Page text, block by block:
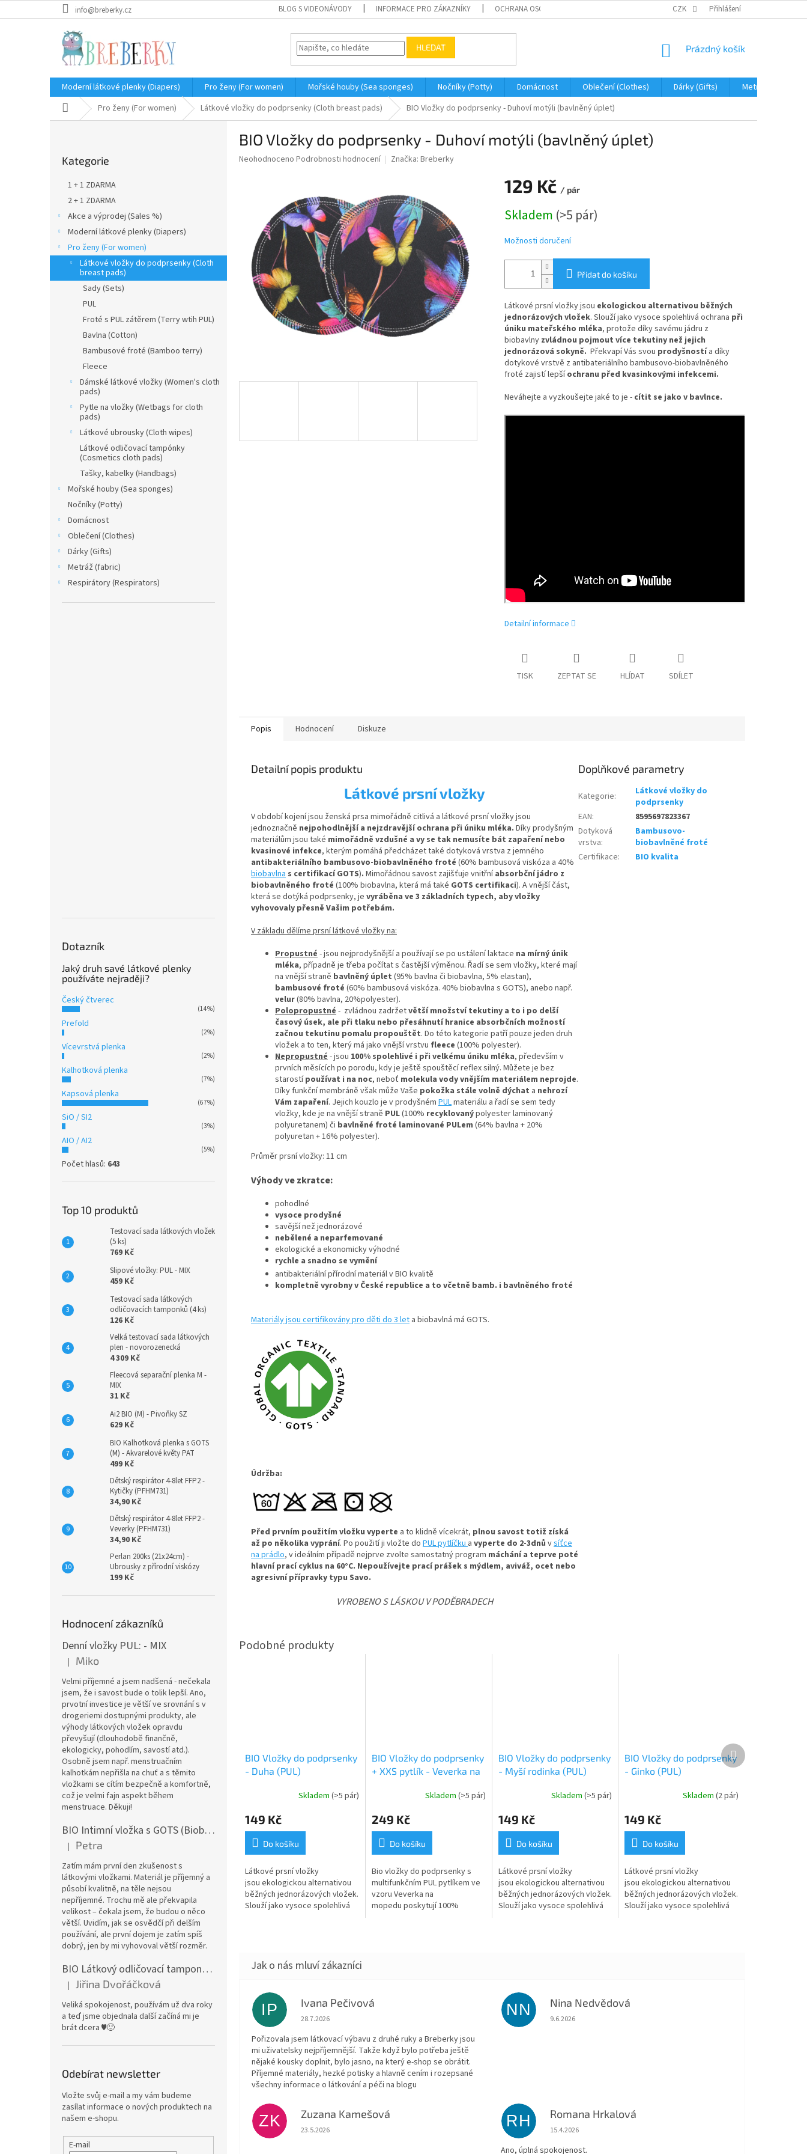
na
info@breberky.cz BLOG S VIDEONÁVODY INFORMACE PRO ZÁKAZNÍKY OCHRANA OSOBNÍCH ÚDAJŮ JAK NA REKLAMACI A VRÁCENÍ ZBOŽÍ
CZK Přihlášení
HLEDAT
NÁKUPNÍ
Prázdný košík
Moderní látkové plenky (Diapers) Pro ženy (For women) Mořské houby (Sea sponges) Nočníky (Potty) Domácnost Oblečení (Clothes) Dárky (Gifts)
Metráž (fabric)
Domů Pro ženy (For women) Látkové vložky do podprsenky (Cloth breast pads) BIO Vložky do podprsenky - Duhoví motýli (bavlněný úplet)
a
e
kategorie
Kategorie
1 + 1 ZDARMA
2 + 1 ZDARMA
Akce a výprodej (Sales %)
Moderní látkové plenky (Diapers)
Pro ženy (For women)
Látkové vložky do podprsenky (Cloth
breast pads)
Sady (Sets)
PUL
Froté s PUL zátěrem (Terry wtih PUL)
Bavlna (Cotton)
Bambusové froté (Bamboo terry)
Fleece
Dámské látkové vložky (Women's cloth
pads)
Pytle na vložky (Wetbags for cloth
pads)
Látkové ubrousky (Cloth wipes)
Látkové odličovací tampónky
(Cosmetics cloth pads)
Tašky, kabelky (Handbags)
Mořské houby (Sea sponges)
Nočníky (Potty)
Domácnost
Oblečení (Clothes)
Dárky (Gifts)
Metráž (fabric)
Respirátory (Respirators)
Dotazník
Jaký druh savé látkové plenky
používáte nejraději?
Český čtverec
(14%)
Prefold
(2%)
Vícevrstvá plenka
(2%)
Kalhotková plenka
(7%)
Kapsová plenka
(67%)
SiO / SI2
(3%)
AIO / AI2
(5%)
Počet hlasů: 643
Top 10 produktů
Testovací sada látkových vložek
(5 ks)
769 Kč
Slipové vložky: PUL - MIX
459 Kč
Testovací sada látkových
odličovacích tamponků (4 ks)
126 Kč
Velká testovací sada látkových
plen - novorozenecká
4 309 Kč
Fleecová separační plenka M -
MIX
31 Kč
Ai2 BIO (M) - Pivoňky SZ
629 Kč
BIO Kalhotková plenka s GOTS
(M) - Akvarelové květy PAT
499 Kč
Dětský respirátor 4-8let FFP2 -
Kytičky (PFHM731)
34,90 Kč
Dětský respirátor 4-8let FFP2 -
Veverky (PFHM731)
34,90 Kč
Perlan 200ks (21x24cm) -
Ubrousky z přírodní viskózy
199 Kč
Hodnocení zákazníků
Denní vložky PUL: - MIX
Hodnocení produktu je 5 z 5 hvězdiček.
| Miko
Velmi příjemné a jsem nadšená - nečekala
jsem, že i savost bude o tolik lepší. Ano,
prvotní investice je větší ve srovnání s v
drogeriemi dostupnými produkty, ale
výhody látkových vložek opravdu
převyšují (dlouhodobě finančně,
ekologicky, pohodlím, savostí atd.).
Osobně jsem např. menstruačním
kalhotkám nepřišla na chuť a s těmito
vložkami se cítím bezpečně a komfortně,
což je velmi fajn aspekt během
menstruace. Děkuji!
BIO Intimní vložka s GOTS (Biobavlněný úplet) - Malované pivoňky v hořčicové
Hodnocení produktu je 5 z 5 hvězdiček.
| Petra
Zatím mám první den zkušenost s
látkovými vložkami. Materiál je příjemný a
působí kvalitně, na těle nejsou
nepříjemné. Trochu mě ale překvapila
velikost – čekala jsem, že budou o něco
větší. Uvidím, jak se osvědčí při delším
používání, ale první dojem je zatím spíš
dobrý, jen by mi vyhovoval větší rozměr.
BIO Látkový odličovací tamponek: Barevné bambusovo-biobavlněné froté
Hodnocení produktu je 5 z 5 hvězdiček.
| Jiřina Dvořáčková
Veliká spokojenost, používám už dva roky
a teď jsme objednala další začíná mi je
brát dcera ♥️🙂
Odebírat newsletter
Vložte svůj e-mail a my vám budeme
zasílat informace o nových produktech na
našem e-shopu.
E-mail
BIO Vložky do podprsenky - Duhoví motýli (bavlněný úplet)
Průměrné
hvězdiček.
Neohodnoceno Podrobnosti hodnocení Značka: Breberky
129 Kč / pár
cena:
Skladem (>5 pár)
Možnosti doručení
Přidat do košíku
Látkové prsní vložky jsou ekologickou alternativou běžných
jednorázových vložek. Slouží jako vysoce spolehlivá ochrana při
úniku mateřského mléka, protože díky savému jádru z
biobavlny zvládnou pojmout více tekutiny než jejich
jednorázová sokyně. Překvapí Vás svou prodyšnostía díky
dotykové vrstvě z antibateriálního bambusovo-biobavlněného
froté zajistí lepšíochranu před kvasinkovými infekcemi.
Neváhejte a vyzkoušejte jaké to je -cítit se jako v bavlnce.
Detailní informace
TISK ZEPTAT SE HLÍDAT SDÍLET
Popis Hodnocení Diskuze
Detailní popis produktu
Látkové prsní vložky
V období kojení jsou ženská prsa mimořádně citlivá a látkové prsní vložky jsou
jednoznačně nejpohodlnější a nejzdravější ochrana při úniku mléka. Díky prodyšným
materiálům jsou také mimořádně vzdušné a vy se tak nemusíte bát zapaření nebo
kvasinové infekce, kterým pomáhá předcházet také dotyková vrstva z jemného
antibakteriálního bambusovo-biobavlněného froté (60% bambusová viskóza a 40%
biobavlna s certifikací GOTS). Mimořádnou savost zajišťuje vnitřníabsorbční jádro z
biobavlněného froté (100% biobavlna, která má také GOTS certifikaci). A vnějšíčást,
která se dotýká podprsenky, je vyráběna ve 3 základních typech, aby vložky
vyhovovaly přesně Vašim potřebám.
V základu dělíme prsní látkové vložky na:
Propustné - jsou nejprodyšnější a používají se po ustálení laktace na mírný únik
mléka, případně je třeba počítat s častější výměnou. Řadí se sem vložky, které mají
na vnější straně bavlněný úplet (95% bavlna či biobavlna, 5% elastan),
bambusové froté (60% bambusová viskóza. 40% biobavlna s GOTS), anebo např.
velur(80% bavlna, 20%polyester).
Polopropustné - zvládnou zadržetvětší množství tekutiny a to i po delší
časový úsek, ale při tlaku nebo přesáhnutí hranice absorbčních možností
začnou tekutinu pomalu propouštět. Do této kategorie patří pouze jeden druh
vložek a to ten, který má jako vnější vrstvu fleece (100% polyester).
Nepropustné - jsou 100% spolehlivé i při velkému úniku mléka, především v
prvních měsících po porodu, kdy je ještě spouštěcí reflex silný. Můžete je bez
starostípoužívat i na noc, neboť molekula vody vnějším materiálem neprojde.
Díky funkční membráně však může Vaše pokožka stále volně dýchat a nehrozí
Vám zapaření. Jejich kouzlo je v prodyšném PULmateriálu a řadí se sem tedy
vložky, kde je na vnější straně PUL(100% recyklovanýpolyester laminovaný
polyuretanem) či bavlněné froté laminované PULem (64% bavlna + 20%
polyuretan + 16% polyester).
Průměr prsní vložky: 11 cm
Výhody ve zkratce:
pohodlné
vysoce prodyšné
savější než jednorázové
nebělené a neparfemované
ekologické a ekonomicky výhodné
rychle a snadno se vymění
antibakteriální přírodní materiál v BIO kvalitě
kompletně vyrobny v České republice a to včetně bamb. i bavlněného froté
Materiály jsou certifikovány pro děti do 3 let a biobavlná má GOTS.
Údržba:
Před prvním použitím vložku vyperte a to klidně vícekrát, plnou savost totiž získá
až po několika vyprání. Po použití ji vložte do PUL pytlíčku a vyperte do 2-3dnů vsíťce
na prádlo, v ideálním případě nejprve zvolte samostatný program máchání a teprve poté
hlavní prací cyklus na 60°C. Nepoužívejte prací prášek s mýdlem, aviváž, ocet nebo
agresivní přípravky typu Savo.
VYROBENO S LÁSKOU V PODĚBRADECH
Doplňkové parametry
Kategorie:
Látkové vložky do
podprsenky
EAN:
8595697823367
Dotyková
vrstva:
Bambusovo-
biobavlněné froté
Certifikace: BIO kvalita
BIO Vložky do podprsenky
- Duha (PUL)
Skladem (>5 pár)
149 Kč
Do košíku
Látkové prsní vložky
jsou ekologickou alternativou
běžných jednorázových vložek.
Slouží jako vysoce spolehlivá
BIO Vložky do podprsenky
+ XXS pytlík - Veverka na
Skladem (>5 pár)
249 Kč
Do košíku
Bio vložky do podprsenky s
multifunkčním PUL pytlíkem ve
vzoru Veverka na
mopedu poskytují 100%
BIO Vložky do podprsenky
- Myší rodinka (PUL)
Skladem(>5 pár)
149 Kč
Do košíku
Látkové prsní vložky
jsou ekologickou alternativou
běžných jednorázových vložek.
Slouží jako vysoce spolehlivá
BIO Vložky do podprsenky
- Ginko (PUL)
Skladem (2 pár)
149 Kč
Do košíku
Látkové prsní vložky
jsou ekologickou alternativou
běžných jednorázových vložek.
Slouží jako vysoce spolehlivá
Další
produkt
IP Ivana Pečivová
Hodnocení obchodu je 5 z 5 hvězdiček.
28.7.2026
Pořizovala jsem látkovací výbavu z druhé ruky a Breberky jsou
mi uživatelsky nejpříjemnější. Takže když bylo potřeba ještě
nějaké kousky doplnit, bylo jasno, na který e-shop se obrátit.
Příjemné materiály, hezké potisky a hlavně cením i rozepsané
všechny informace o látkování a péči na blogu
NN Nina Nedvědová
Hodnocení obchodu je 5 z 5 hvězdiček.
9.6.2026
ZK Zuzana Kamešová
Hodnocení obchodu je 5 z 5 hvězdiček.
23.5.2026
RH Romana Hrkalová
Hodnocení obchodu je 5 z 5 hvězdiček.
15.4.2026
Ano, úplná spokojenost.